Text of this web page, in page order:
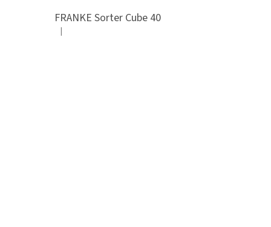
FRANKE Sorter Cube 40
Hodnocení produktu je 3 z 5 hvězdiček.
|